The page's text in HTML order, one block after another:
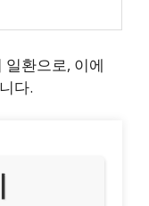
환으로, 이에
다.